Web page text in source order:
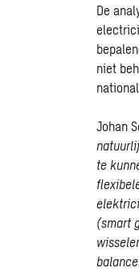
De
niet
Johan
te
(smart